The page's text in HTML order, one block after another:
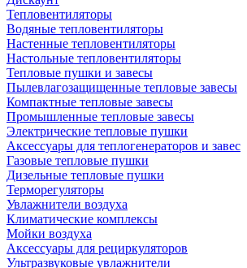
Тепловентиляторы
Водяные тепловентиляторы
Настенные тепловентиляторы
Настольные тепловентиляторы
Тепловые пушки и завесы
Пылевлагозащищенные тепловые завесы
Компактные тепловые завесы
Промышленные тепловые завесы
Электрические тепловые пушки
Аксессуары для теплогенераторов и завес
Газовые тепловые пушки
Дизельные тепловые пушки
Терморегуляторы
Увлажнители воздуха
Климатические комплексы
Мойки воздуха
Аксессуары для рециркуляторов
Ультразвуковые увлажнители